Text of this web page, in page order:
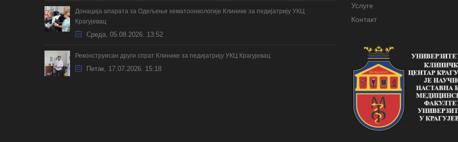
Донација апарата за Одељење хематоонкологије Клинике за педијатрију УКЦ
Крагујевац
Cреда, 05.08.2026. 13:52
Реконструисан други спрат Клинике за педијатрију УКЦ Крагујевац
Петак, 17.07.2026. 15:18
Услуге
Контакт